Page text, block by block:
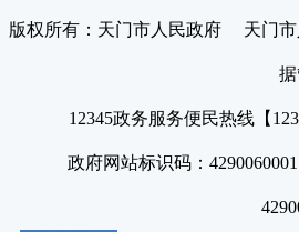
版权所有：天门市人民政府 天门
12345政务服务便民热线【
政府网站标识码：